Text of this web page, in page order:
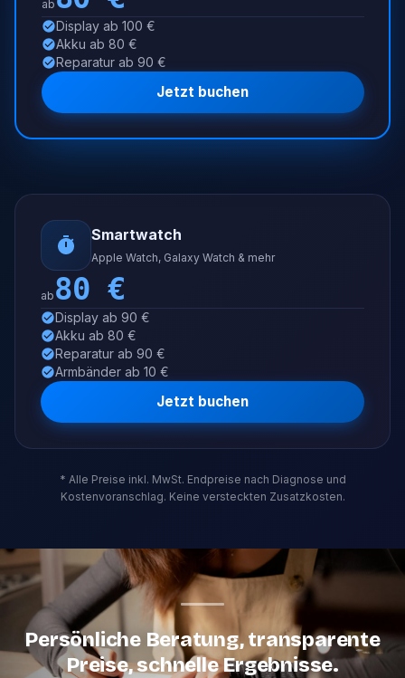
ab
Display ab 100 €
Akku ab 80 €
Reparatur ab 90 €
Jetzt buchen
Smartwatch
Apple Watch, Galaxy Watch & mehr
ab 80 €
Display ab 90 €
Akku ab 80 €
Reparatur ab 90 €
Armbänder ab 10 €
Jetzt buchen
* Alle Preise inkl. MwSt. Endpreise nach Diagnose und
Kostenvoranschlag. Keine versteckten Zusatzkosten.
Persönliche Beratung, transparente
Preise, schnelle Ergebnisse.